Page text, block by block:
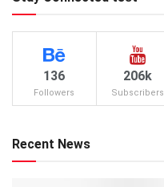
136
Followers
206k
Subscribers
Recent News